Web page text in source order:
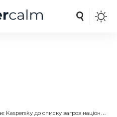
до списку загроз національній безпеці